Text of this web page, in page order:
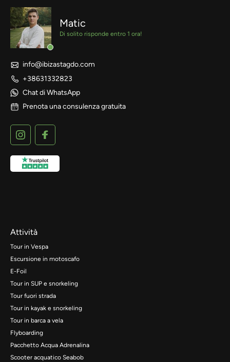
Matic
Di solito risponde entro 1 ora!
info@ibizastagdo.com
+38631332823
Chat di WhatsApp
Prenota una consulenza gratuita
Attività
Tour in Vespa
Escursione in motoscafo
E-Foil
Tour in SUP e snorkeling
Tour fuori strada
Tour in kayak e snorkeling
Tour in barca a vela
Flyboarding
Pacchetto Acqua Adrenalina
Scooter acquatico Seabob